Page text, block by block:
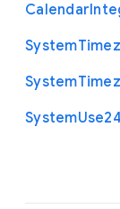
Calendar
System
System
SystemUse24